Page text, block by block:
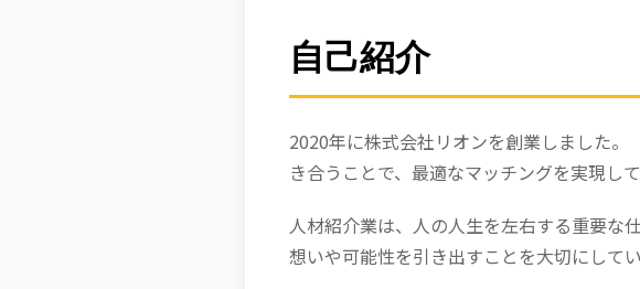
自己紹介
2020年に株式会社リオンを創業しました
き合うことで、最適なマッチングを実現して
人材紹介業は、人の人生を左右する重要な
想いや可能性を引き出すことを大切にしてい